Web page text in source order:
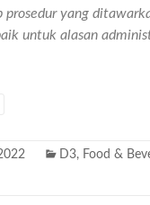
yang
untuk alasan
D3, Food &